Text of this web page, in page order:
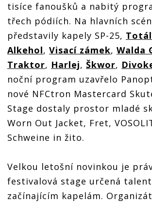
tisíce fanoušků a nabitý
třech pódiích. Na hlavních
představily kapely SP-25,
Alkehol, Visací zámek, Walda
Traktor, Harlej, Škwor,
noční program uzavřelo
nové NFCtron Mastercard
Stage dostaly prostor mladé
Worn Out Jacket, Fret,
Schweine in žito.
Velkou letošní novinkou je
festivalová stage určená
začínajícím kapelám.